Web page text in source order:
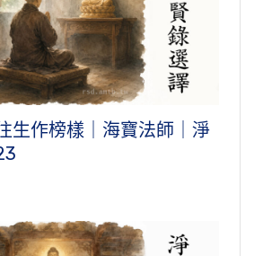
生作榜樣｜海寶法師｜淨